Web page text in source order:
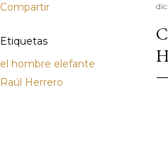
Compartir
Etiquetas
el hombre elefante
Raúl Herrero